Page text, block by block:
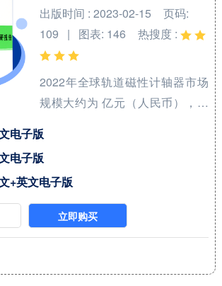
额将达到 %。同时就应用来看，
汽车在2021年份额大约是 %，未
来几年CAGR大约为 %。 本报告
研究中...
出版时间 : 2023-02-15
页码:
109 | 图表: 146
热搜度 :
2022年全球轨道磁性计轴器市场
规模大约为 亿元（人民币），预
2029期间年复合增长率
（CAGR）为 %。未来几年，本
行业具有很大不确定性，本文的
2023-2029年的预测数据是基于过
去几年的历史发展、行业专家观
电子版
电子版
+英文电子版
立即购买